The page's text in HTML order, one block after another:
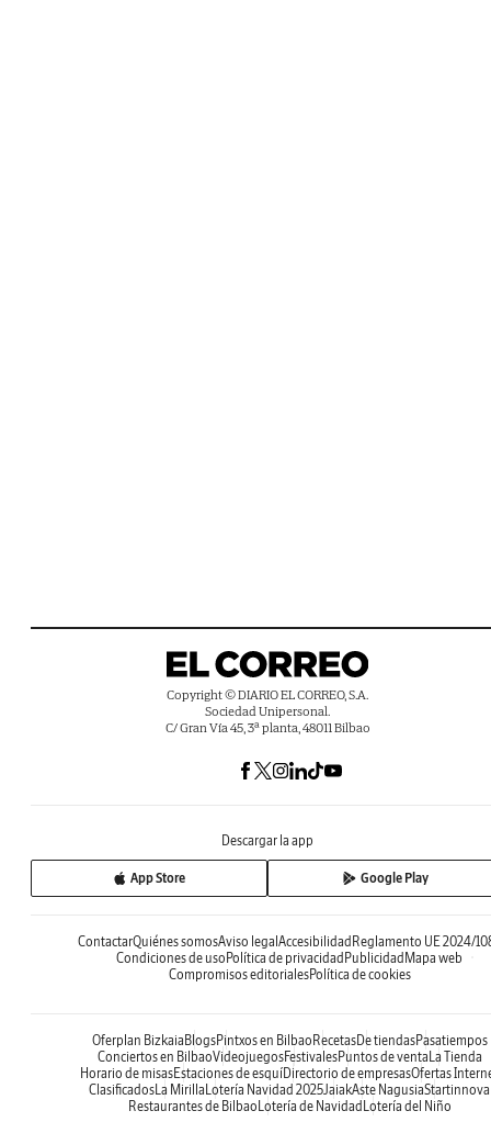
Copyright © DIARIO EL CORREO, S.A.
Sociedad Unipersonal.
C/ Gran Vía 45, 3ª planta, 48011 Bilbao
Descargar la app
App Store Google Play
ContactarQuiénes somosAviso legalAccesibilidadReglamento UE 2024/
Condiciones de usoPolítica de privacidadPublicidadMapa web
Compromisos editorialesPolítica de cookies
Oferplan BizkaiaBlogsPintxos en BilbaoRecetasDe tiendasPasatiempos
Conciertos en BilbaoVideojuegosFestivalesPuntos de ventaLa Tienda
Horario de misasEstaciones de esquíDirectorio de empresasOfertas
ClasificadosLa MirillaLotería Navidad 2025JaiakAste NagusiaStartinnova
Restaurantes de BilbaoLotería de NavidadLotería del Niño